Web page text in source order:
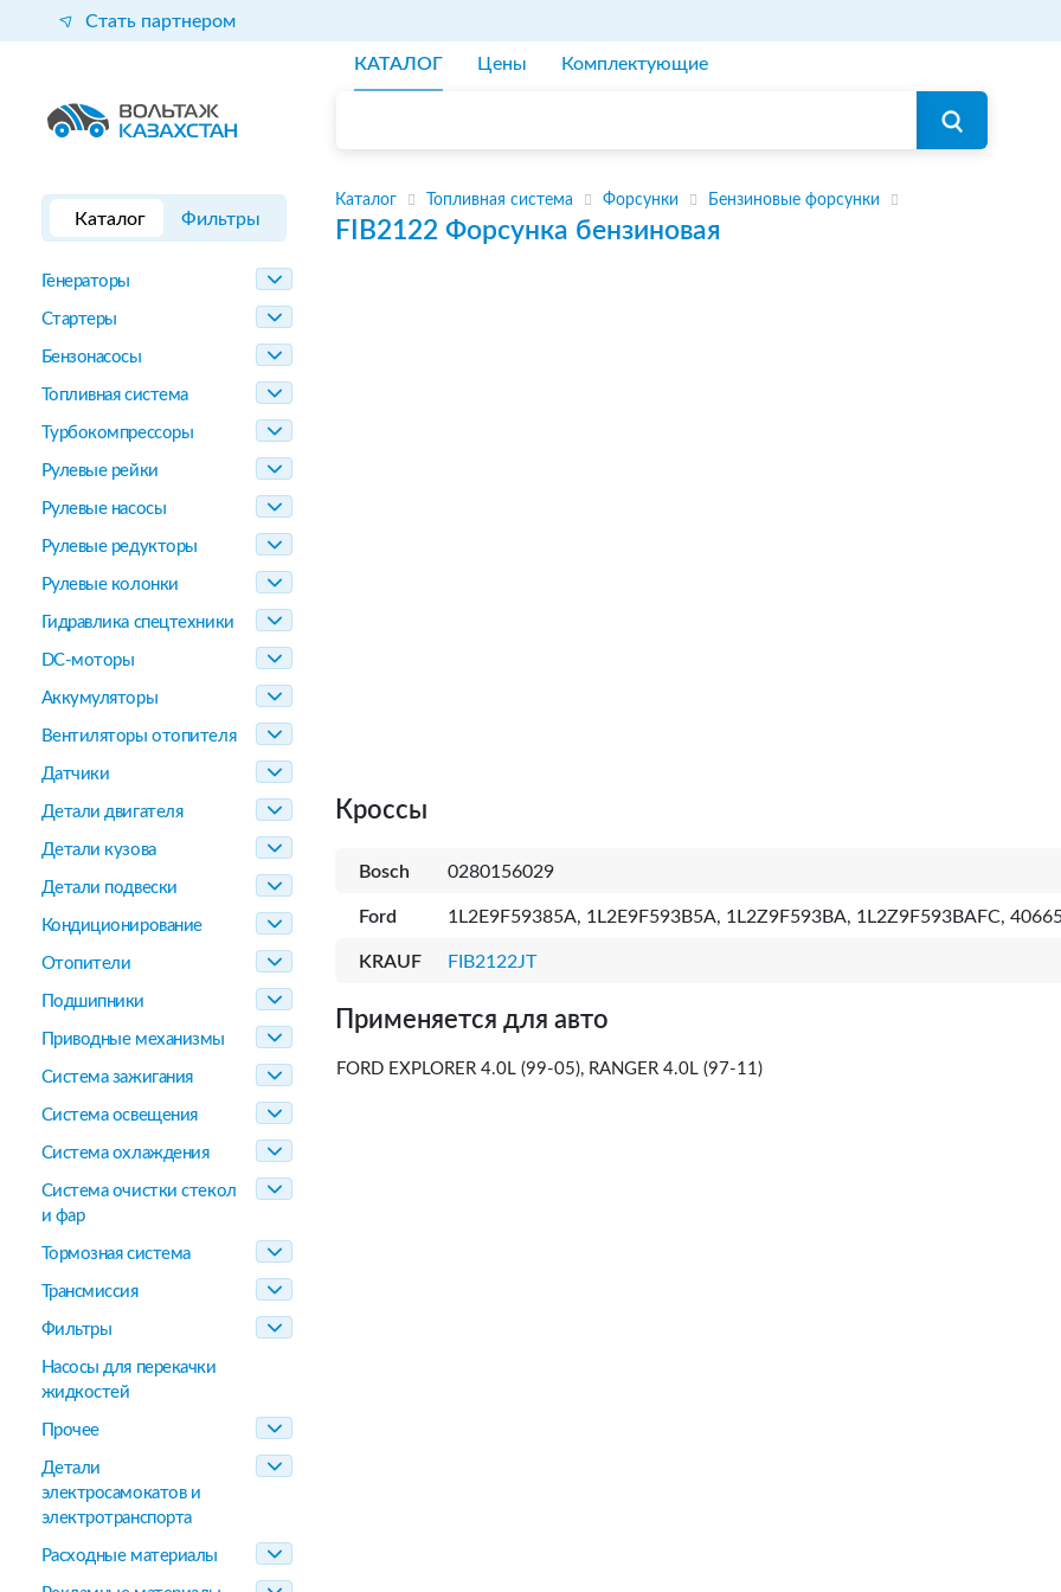
Стать партнером
КАТАЛОГ Цены Комплектующие
Каталог Фильтры
Генераторы
Стартеры
Бензонасосы
Топливная система
Турбокомпрессоры
Рулевые рейки
Рулевые насосы
Рулевые редукторы
Рулевые колонки
Гидравлика спецтехники
DC-моторы
Аккумуляторы
Вентиляторы отопителя
Датчики
Детали двигателя
Детали кузова
Детали подвески
Кондиционирование
Отопители
Подшипники
Приводные механизмы
Система зажигания
Система освещения
Система охлаждения
Система очистки стекол
и фар
Тормозная система
Трансмиссия
Фильтры
Насосы для перекачки
жидкостей
Прочее
Детали
электросамокатов и
электротранспорта
Расходные материалы
Каталог Топливная система Форсунки Бензиновые форсунки
FIB2122 Форсунка бензиновая
Кроссы
Bosch 0280156029
Ford 1L2E9F59385A, 1L2E9F593B5A, 1L2Z9F593BA, 1L2Z9F593BAFC,
KRAUF FIB2122JT
Применяется для авто
FORD EXPLORER 4.0L (99-05), RANGER 4.0L (97-11)